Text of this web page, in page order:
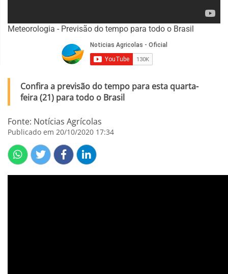
Meteorologia - Previsão do tempo para todo o Brasil
Confira a previsão do tempo para esta quarta-
feira (21) para todo o Brasil
Fonte: Notícias Agrícolas
Publicado em 20/10/2020 17:34